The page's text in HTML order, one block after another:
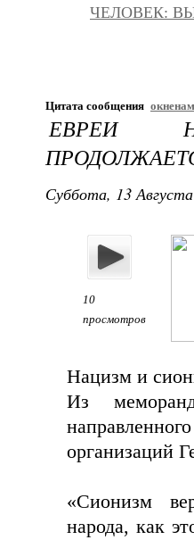
ЧЕЛОВЕК:
Цитата сообщения
ЕВРЕИ
Суббота, 13
10
просмотров
Нацизм и
Из
организаций
«Сионизм
народа, как